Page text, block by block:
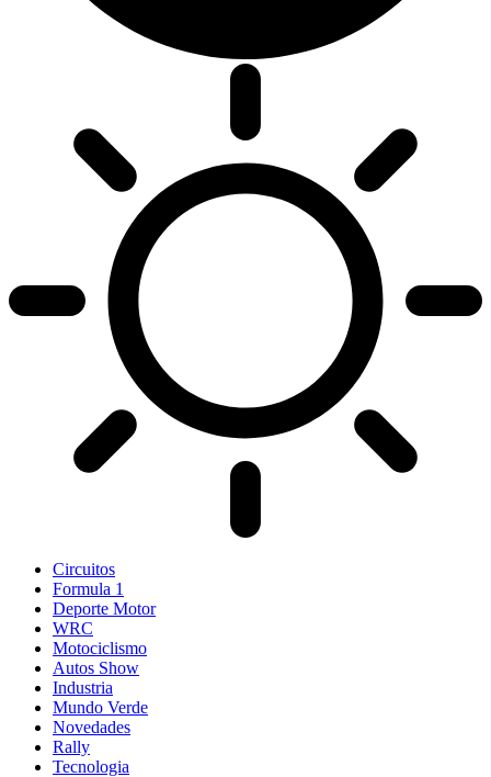
Circuitos
Formula 1
Deporte Motor
WRC
Motociclismo
Autos Show
Industria
Mundo Verde
Novedades
Rally
Tecnologia